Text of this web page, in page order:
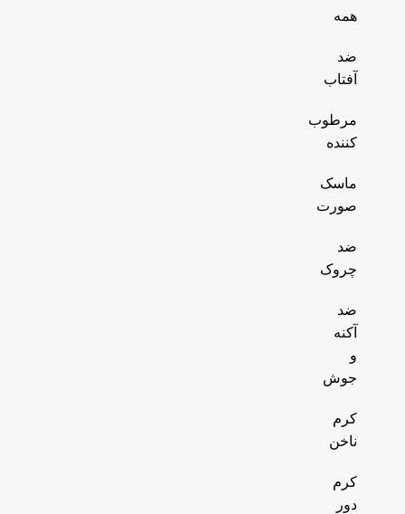
همه
ضد
آفتاب
مرطوب
کننده
ماسک
صورت
ضد
چروک
ضد
آکنه
و
جوش
کرم
ناخن
کرم
دور